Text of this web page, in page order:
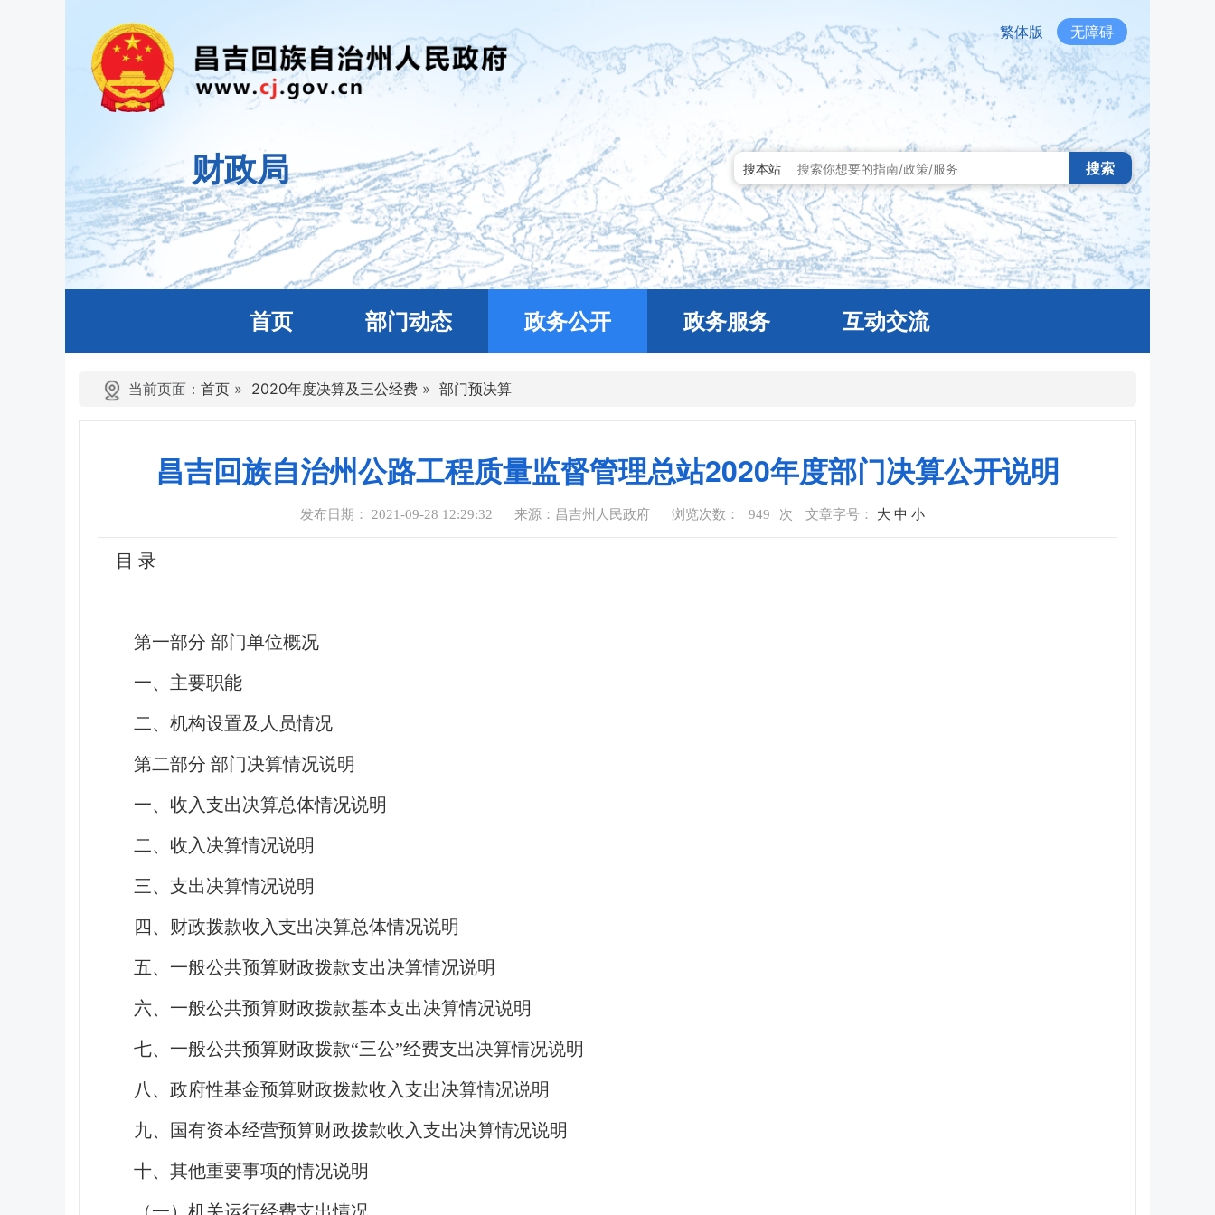
繁体版 无障碍
财政局 搜本站 搜索
首页 部门动态 政务公开 政务服务 互动交流
当前页面： 首页 » 2020年度决算及三公经费 » 部门预决算
昌吉回族自治州公路工程质量监督管理总站2020年度部门决算公开说明
发布日期： 2021-09-28 12:29:32 来源：昌吉州人民政府 浏览次数： 949 次 文章字号： 大 中 小
目 录
第一部分 部门单位概况
一、主要职能
二、机构设置及人员情况
第二部分 部门决算情况说明
一、收入支出决算总体情况说明
二、收入决算情况说明
三、支出决算情况说明
四、财政拨款收入支出决算总体情况说明
五、一般公共预算财政拨款支出决算情况说明
六、一般公共预算财政拨款基本支出决算情况说明
七、一般公共预算财政拨款“三公”经费支出决算情况说明
八、政府性基金预算财政拨款收入支出决算情况说明
九、国有资本经营预算财政拨款收入支出决算情况说明
十、其他重要事项的情况说明